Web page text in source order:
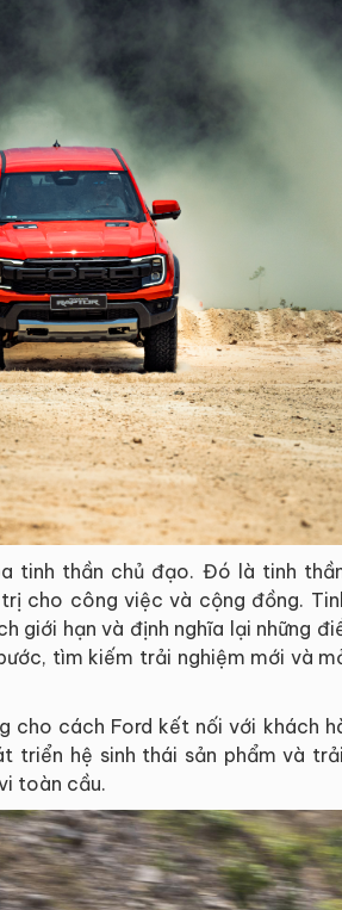
tinh thần chủ đạo. Đó là tinh
cho công việc và cộng đồng.
giới hạn và định nghĩa lại những
tìm kiếm trải nghiệm mới và
cho cách Ford kết nối với khách
triển hệ sinh thái sản phẩm và
toàn cầu.